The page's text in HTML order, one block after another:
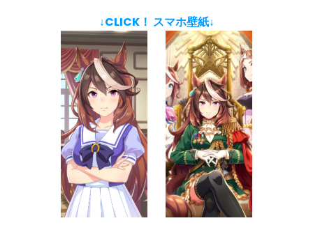
↓CLICK！ スマホ壁紙↓